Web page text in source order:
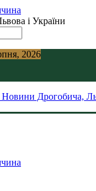
і України
2026
Новини Дрогобича,